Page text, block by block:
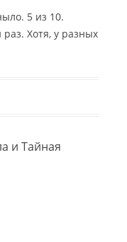
5 из 10.
Хотя, у разных
и Тайная